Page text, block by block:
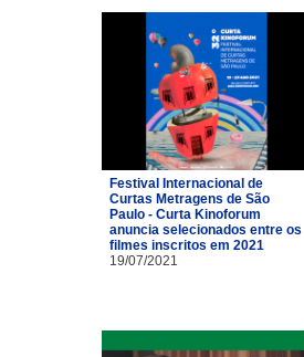
Festival Internacional de
Curtas Metragens de São
Paulo - Curta Kinoforum
anuncia selecionados entre os
filmes inscritos em 2021
19/07/2021